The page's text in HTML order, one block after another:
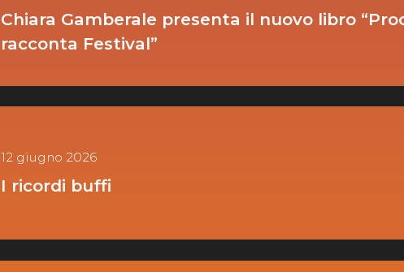
Chiara Gamberale presenta il nuovo libro
racconta Festival”
12 giugno 2026
I ricordi buffi